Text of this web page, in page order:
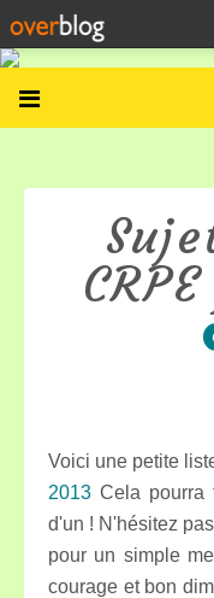
Voici une petite
2013 Cela pourra
d'un ! N'hésitez
pour un simple
courage et bon